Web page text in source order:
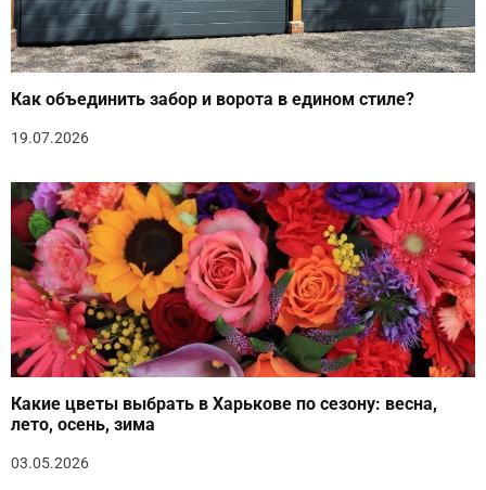
Как объединить забор и ворота в едином стиле?
19.07.2026
Какие цветы выбрать в Харькове по сезону: весна,
лето, осень, зима
03.05.2026